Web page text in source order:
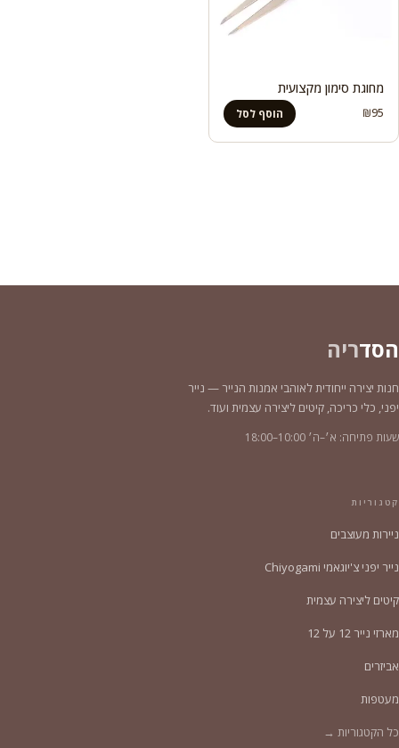
מחוגת סימון מקצועית
₪95 הוסף לסל
הסדריה
חנות יצירה ייחודית לאוהבי אמנות הנייר — נייר
יפני, כלי כריכה, קיטים ליצירה עצמית ועוד.
שעות פתיחה: א׳–ה׳ 10:00–18:00
קטגוריות
ניירות מעוצבים
נייר יפני צ'יוגאמי Chiyogami
קיטים ליצירה עצמית
מארזי נייר 12 על 12
אביזרים
מעטפות
כל הקטגוריות →